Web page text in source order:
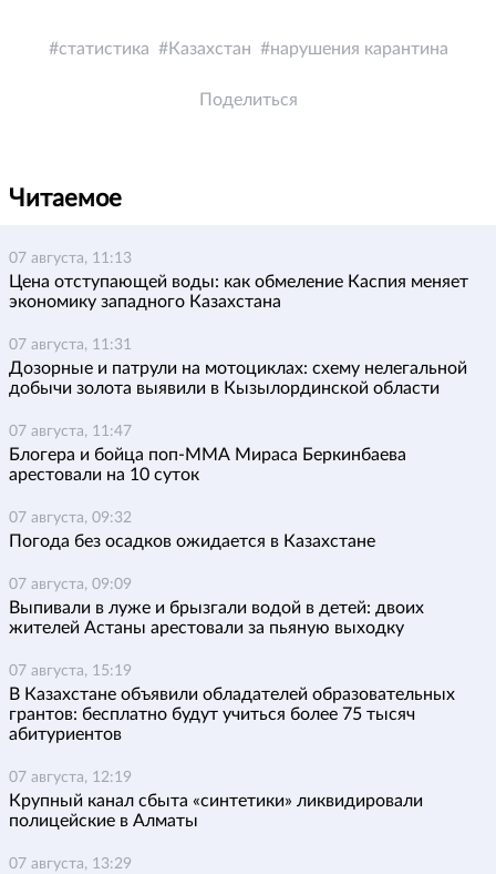
статистика Казахстан нарушения карантина
Поделиться
Читаемое
07 августа, 11:13
Цена отступающей воды: как обмеление Каспия меняет
экономику западного Казахстана
07 августа, 11:31
Дозорные и патрули на мотоциклах: схему нелегальной
добычи золота выявили в Кызылординской области
07 августа, 11:47
Блогера и бойца поп-ММА Мираса Беркинбаева
арестовали на 10 суток
07 августа, 09:32
Погода без осадков ожидается в Казахстане
07 августа, 09:09
Выпивали в луже и брызгали водой в детей: двоих
жителей Астаны арестовали за пьяную выходку
07 августа, 15:19
В Казахстане объявили обладателей образовательных
грантов: бесплатно будут учиться более 75 тысяч
абитуриентов
07 августа, 12:19
Крупный канал сбыта «синтетики» ликвидировали
полицейские в Алматы
07 августа, 13:29